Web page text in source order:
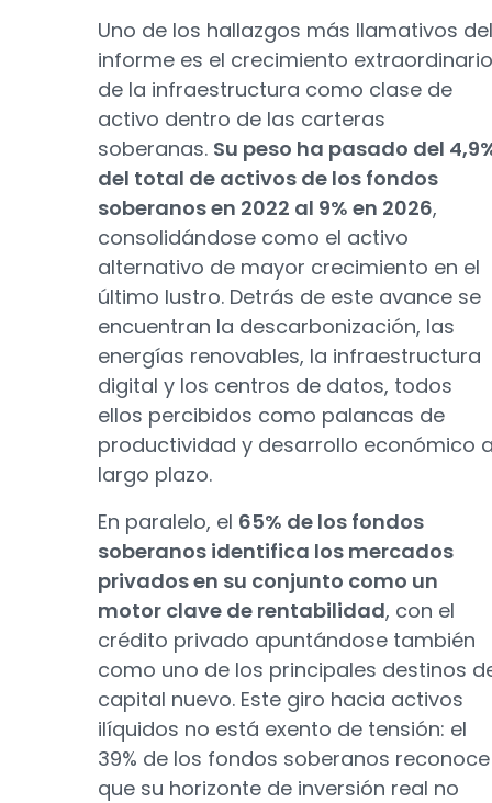
Uno de los hallazgos más llamativos del
informe es el crecimiento extraordinario
de la infraestructura como clase de
activo dentro de las carteras
soberanas. Su peso ha pasado del
del total de activos de los fondos
soberanos en 2022 al 9% en 2026,
consolidándose como el activo
alternativo de mayor crecimiento en el
último lustro. Detrás de este avance se
encuentran la descarbonización, las
energías renovables, la infraestructura
digital y los centros de datos, todos
ellos percibidos como palancas de
productividad y desarrollo económico
largo plazo.
En paralelo, el 65% de los fondos
soberanos identifica los mercados
privados en su conjunto como un
motor clave de rentabilidad, con el
crédito privado apuntándose también
como uno de los principales destinos
capital nuevo. Este giro hacia activos
ilíquidos no está exento de tensión: el
39% de los fondos soberanos reconoce
que su horizonte de inversión real no